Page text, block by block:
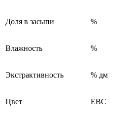
Доля в засыпи %
Влажность %
Экстрактивность % дм
Цвет EBC